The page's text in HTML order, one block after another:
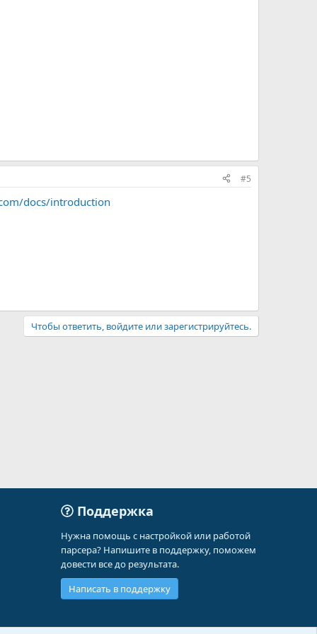
#5
docs/introduction
Чтобы ответить, войдите или зарегистрируйтесь.
Поддержка
Нужна помощь с настройкой или работой
парсера? Напишите в поддержку, поможем
довести все до результата.
Написать в поддержку